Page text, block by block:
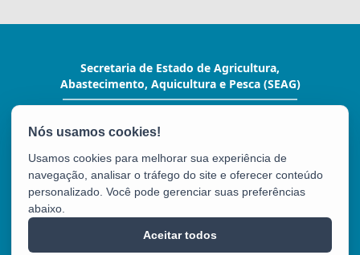
Secretaria de Estado de Agricultura,
Abastecimento, Aquicultura e Pesca (SEAG)
CEP: 29017-160 - Vitória / ES
E-mail:seag@seag.es.gov.br
Usamos cookies para melhorar sua experiência de
navegação, analisar o tráfego do site e oferecer conteúdo
personalizado. Você pode gerenciar suas preferências
abaixo.
Aceitar todos